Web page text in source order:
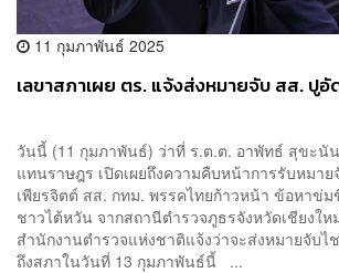
11 กุมภาพันธ์ 2025
เลขาสภาเผย ตร. แจ้งส่งหมายจับ สส. ปูอั
วันนี้ (11 กุมภาพันธ์) ว่าที่ ร.ต.ต. อาพัทธ์ สุขะนั
แทนราษฎร เปิดเผยถึงความคืบหน้าการรับหมา
เพียรจิตต์ สส. กทม. พรรคไทยก้าวหน้า ข้อหาข่
ชาวไต้หวัน จากสถานีตำรวจภูธรจังหวัดเชียงให
สำนักงานตำรวจแห่งชาติแจ้งว่าจะส่งหมายจับไ
ถึงสภาในวันที่ 13 กุมภาพันธ์นี้ ...